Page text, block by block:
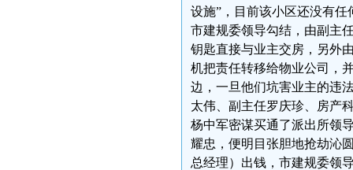
设施”，目前该小区还没有
市建规委领导勾结，由副主
钥匙直接与业主交房，另外
机把责任转移给物业公司，
边，一旦他们坑害业主的违
太伟、副主任罗庆珍、房产
杨中军密谋买通了派出所领
耀忠，便明目张胆地抢劫沁
总经理）出钱，市建规委领